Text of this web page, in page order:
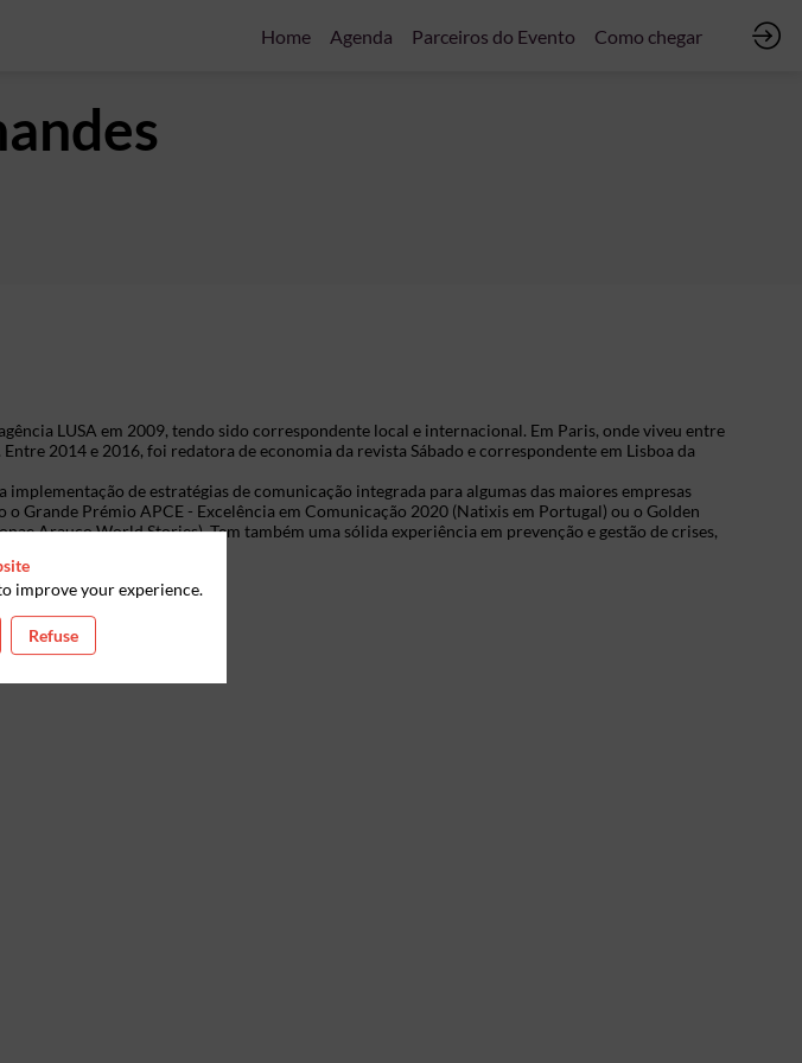
Home Agenda Parceiros do Evento Como chegar
LUSA em 2009, tendo sido correspondente local e internacional. Em Paris, onde viveu entre
2014 e 2016, foi redatora de economia da revista Sábado e correspondente em Lisboa da
de estratégias de comunicação integrada para algumas das maiores empresas
Grande Prémio APCE - Excelência em Comunicação 2020 (Natixis em Portugal) ou o Golden
Arauco World Stories). Tem também uma sólida experiência em prevenção e gestão de crises,
improve your experience.
Refuse